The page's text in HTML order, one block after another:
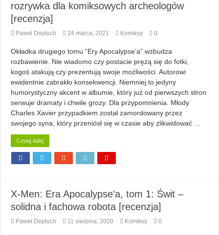
rozrywka dla komiksowych archeologów
[recenzja]
Paweł Deptuch 24 marca, 2021 Komiksy 0
Okładka drugiego tomu “Ery Apocalypse’a” wzbudza
rozbawienie. Nie wiadomo czy postacie prężą się do fotki,
kogoś atakują czy prezentują swoje możliwości. Autorowi
ewidentnie zabrakło konsekwencji. Niemniej to jedyny
humorystyczny akcent w albumie, który już od pierwszych stron
serwuje dramaty i chwile grozy. Dla przypomnienia. Młody
Charles Xavier przypadkiem został zamordowany przez
swojego syna, który przeniósł się w czasie aby zlikwidować …
Czytaj dalej
X-Men: Era Apocalypse’a, tom 1: Świt –
solidna i fachowa robota [recenzja]
Paweł Deptuch 11 sierpnia, 2020 Komiksy 0